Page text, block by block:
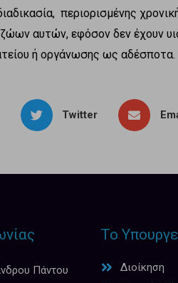
περιορισμένης
αυτών, εφόσον δεν έχουν
ή οργάνωσης ως αδέσποτα.
Twitter
Πάντου
Το
Διοίκηση